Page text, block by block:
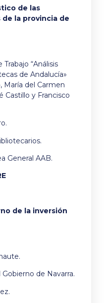
de las
la provincia de
Trabajo “Análisis
de Andalucía»
María del Carmen
Castillo y Francisco
General AAB.
de la inversión
de Navarra.